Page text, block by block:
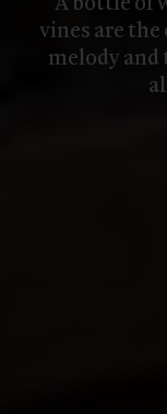
A bottle of
vines are
melody and